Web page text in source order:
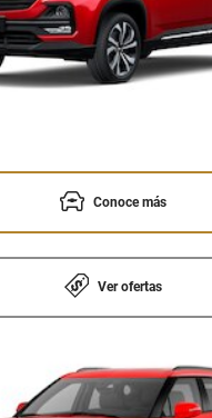
Conoce más
Ver ofertas